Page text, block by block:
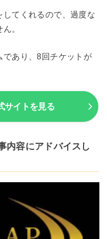
てくれるので、過度な
。
であり、8回チケットが
サイトを見る
内容にアドバイスし